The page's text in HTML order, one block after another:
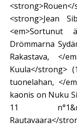
<strong>Jean
Drömmarna
Rakastava, </
Kuula</strong>
tuonelahan, </
kaonis on Nuku
11